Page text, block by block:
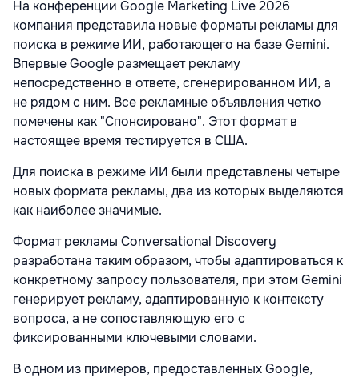
На конференции Google Marketing Live 2026
компания представила новые форматы рекламы для
поиска в режиме ИИ, работающего на базе Gemini.
Впервые Google размещает рекламу
непосредственно в ответе, сгенерированном ИИ, а
не рядом с ним. Все рекламные объявления четко
помечены как "Спонсировано". Этот формат в
настоящее время тестируется в США.
Для поиска в режиме ИИ были представлены четыре
новых формата рекламы, два из которых выделяются
как наиболее значимые.
Формат рекламы Conversational Discovery
разработана таким образом, чтобы адаптироваться к
конкретному запросу пользователя, при этом Gemini
генерирует рекламу, адаптированную к контексту
вопроса, а не сопоставляющую его с
фиксированными ключевыми словами.
В одном из примеров, предоставленных Google,